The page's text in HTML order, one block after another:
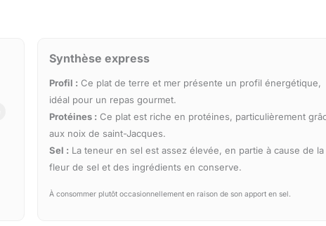
Synthèse express
Profil : Ce plat de terre et mer présente un profil énergétique,
idéal pour un repas gourmet.
Protéines : Ce plat est riche en protéines, particulièrement
aux noix de saint-Jacques.
Sel : La teneur en sel est assez élevée, en partie à cause de la
fleur de sel et des ingrédients en conserve.
À consommer plutôt occasionnellement en raison de son apport en sel.